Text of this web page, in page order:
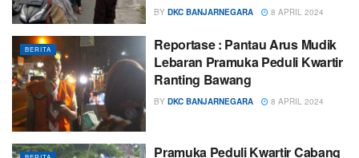
BY DKC BANJARNEGARA 8 APRIL 2024
BERITA
Reportase : Pantau Arus Mudik
Lebaran Pramuka Peduli Kwartir
Ranting Bawang
BY DKC BANJARNEGARA 8 APRIL 2024
Pramuka Peduli Kwartir Cabang